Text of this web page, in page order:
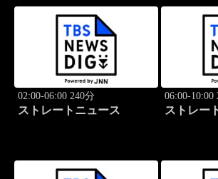
02:00-06:00 240分
ストレートニュース
06:00-10:00
ストレー